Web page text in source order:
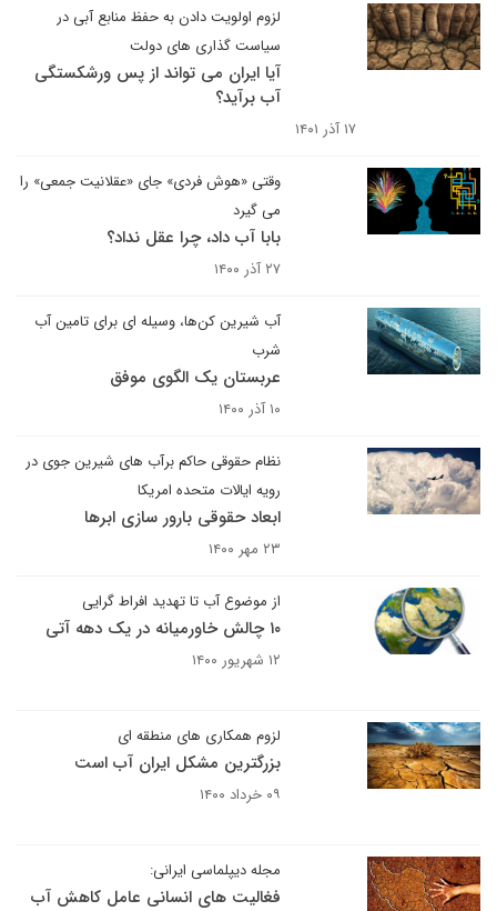
لزوم اولویت دادن به حفظ منابع آبی در
سیاست گذاری های دولت
آیا ایران می تواند از پس ورشکستگی
آب برآید؟
۱۷ آذر ۱۴۰۱
وقتی «هوش فردی» جای «عقلانیت جمعی» را
می گیرد
بابا آب داد، چرا عقل نداد؟
۲۷ آذر ۱۴۰۰
آب شیرین کن‌ها، وسیله ای برای تامین آب
شرب
عربستان یک الگوی موفق
۱۰ آذر ۱۴۰۰
نظام حقوقی حاکم برآب های شیرین جوی در
رویه ایالات متحده امریکا
ابعاد حقوقی بارور سازی ابرها
۲۳ مهر ۱۴۰۰
از موضوع آب تا تهدید افراط گرایی
۱۰ چالش خاورمیانه در یک دهه آتی
۱۲ شهریور ۱۴۰۰
لزوم همکاری های منطقه ای
بزرگترین مشکل ایران آب است
۰۹ خرداد ۱۴۰۰
مجله دیپلماسی ایرانی:
فغالیت های انسانی عامل کاهش آب